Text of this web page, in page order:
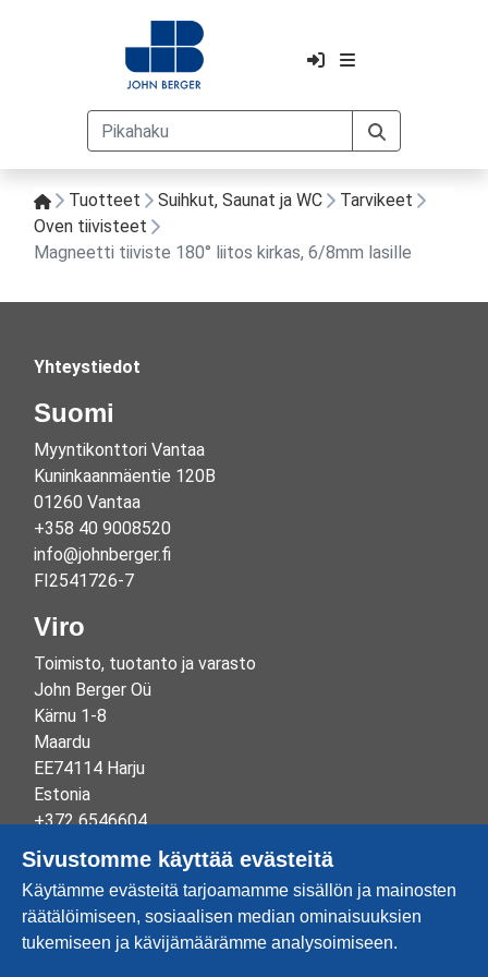
Tuotteet Suihkut, Saunat ja WC
Tarvikeet
Oven tiivisteet
Magneetti tiiviste 180° liitos kirkas, 6/8mm lasille
Yhteystiedot
Suomi
Myyntikonttori Vantaa
Kuninkaanmäentie 120B
01260 Vantaa
+358 40 9008520
info@johnberger.fi
FI2541726-7
Viro
Toimisto, tuotanto ja varasto
John Berger Oü
Kärnu 1-8
Maardu
EE74114 Harju
Estonia
+372 6546604
info@johnberger.ee
Reg.nr 10265834
EE100332513
Sivustomme käyttää evästeitä
Käytämme evästeitä tarjoamamme sisällön ja mainosten
räätälöimiseen, sosiaalisen median ominaisuuksien
tukemiseen ja kävijämäärämme analysoimiseen.